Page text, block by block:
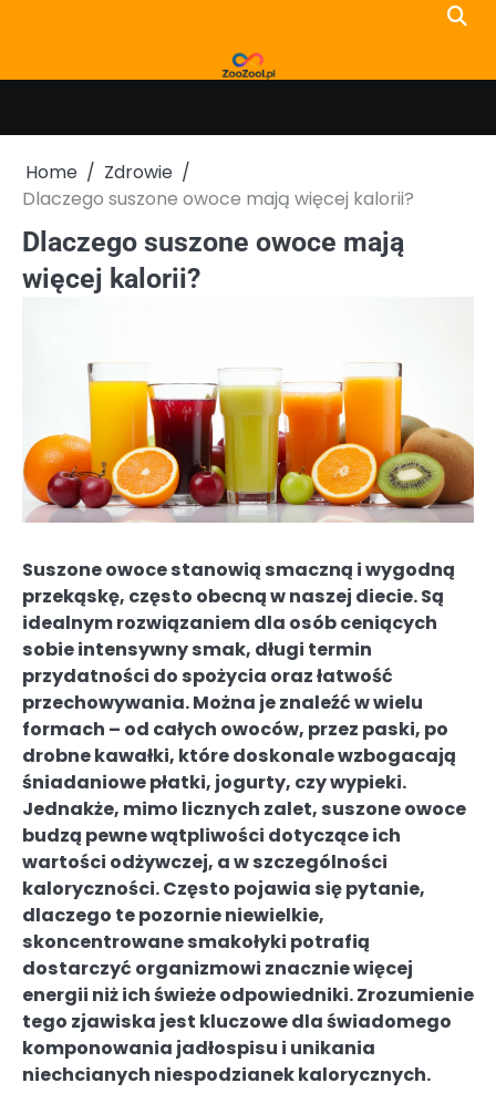
Home
Zdrowie
Dlaczego suszone owoce mają więcej kalorii?
Dlaczego suszone owoce mają
więcej kalorii?
Suszone owoce stanowią smaczną i wygodną
przekąskę, często obecną w naszej diecie. Są
idealnym rozwiązaniem dla osób ceniących
sobie intensywny smak, długi termin
przydatności do spożycia oraz łatwość
przechowywania. Można je znaleźć w wielu
formach – od całych owoców, przez paski, po
drobne kawałki, które doskonale wzbogacają
śniadaniowe płatki, jogurty, czy wypieki.
Jednakże, mimo licznych zalet, suszone owoce
budzą pewne wątpliwości dotyczące ich
wartości odżywczej, a w szczególności
kaloryczności. Często pojawia się pytanie,
dlaczego te pozornie niewielkie,
skoncentrowane smakołyki potrafią
dostarczyć organizmowi znacznie więcej
energii niż ich świeże odpowiedniki. Zrozumienie
tego zjawiska jest kluczowe dla świadomego
komponowania jadłospisu i unikania
niechcianych niespodzianek kalorycznych.